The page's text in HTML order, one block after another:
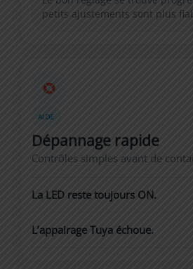
petits ajustements sont plus
AIDE
Dépannage rapide
Contrôles simples avant de
La LED reste toujours ON.
L’appairage Tuya échoue.